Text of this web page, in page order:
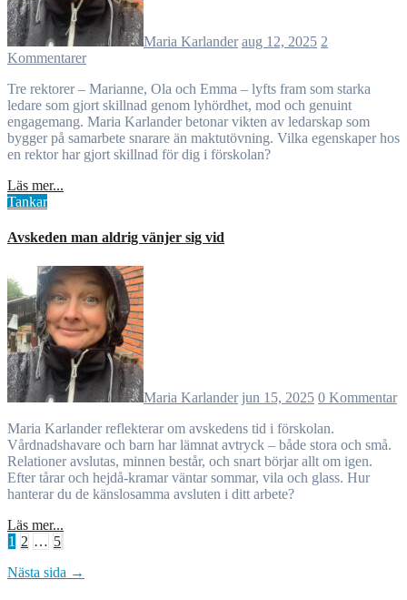
Maria Karlander aug 12, 2025 2
Kommentarer
Tre rektorer – Marianne, Ola och Emma – lyfts fram som starka
ledare som gjort skillnad genom lyhördhet, mod och genuint
engagemang. Maria Karlander betonar vikten av ledarskap som
bygger på samarbete snarare än maktutövning. Vilka egenskaper hos
en rektor har gjort skillnad för dig i förskolan?
Läs mer...
Tankar
Avskeden man aldrig vänjer sig vid
Maria Karlander jun 15, 2025 0 Kommentar
Maria Karlander reflekterar om avskedens tid i förskolan.
Vårdnadshavare och barn har lämnat avtryck – både stora och små.
Relationer avslutas, minnen består, och snart börjar allt om igen.
Efter tårar och hejdå-kramar väntar sommar, vila och glass. Hur
hanterar du de känslosamma avsluten i ditt arbete?
Läs mer...
Sidnumrering
för
1 2 … 5
Nästa sida →